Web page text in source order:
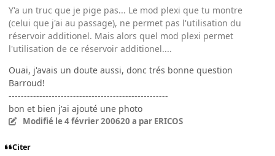
Y'a un truc que je pige pas... Le mod plexi que tu montre
(celui que j'ai au passage), ne permet pas l'utilisation du
réservoir additionel. Mais alors quel mod plexi permet
l'utilisation de ce réservoir additionel....
Ouai, j'avais un doute aussi, donc trés bonne question
Barroud!
----------------------------------------------------
bon et bien j'ai ajouté une photo
Modifié le 4 février 200620 a par ERICOS
Citer